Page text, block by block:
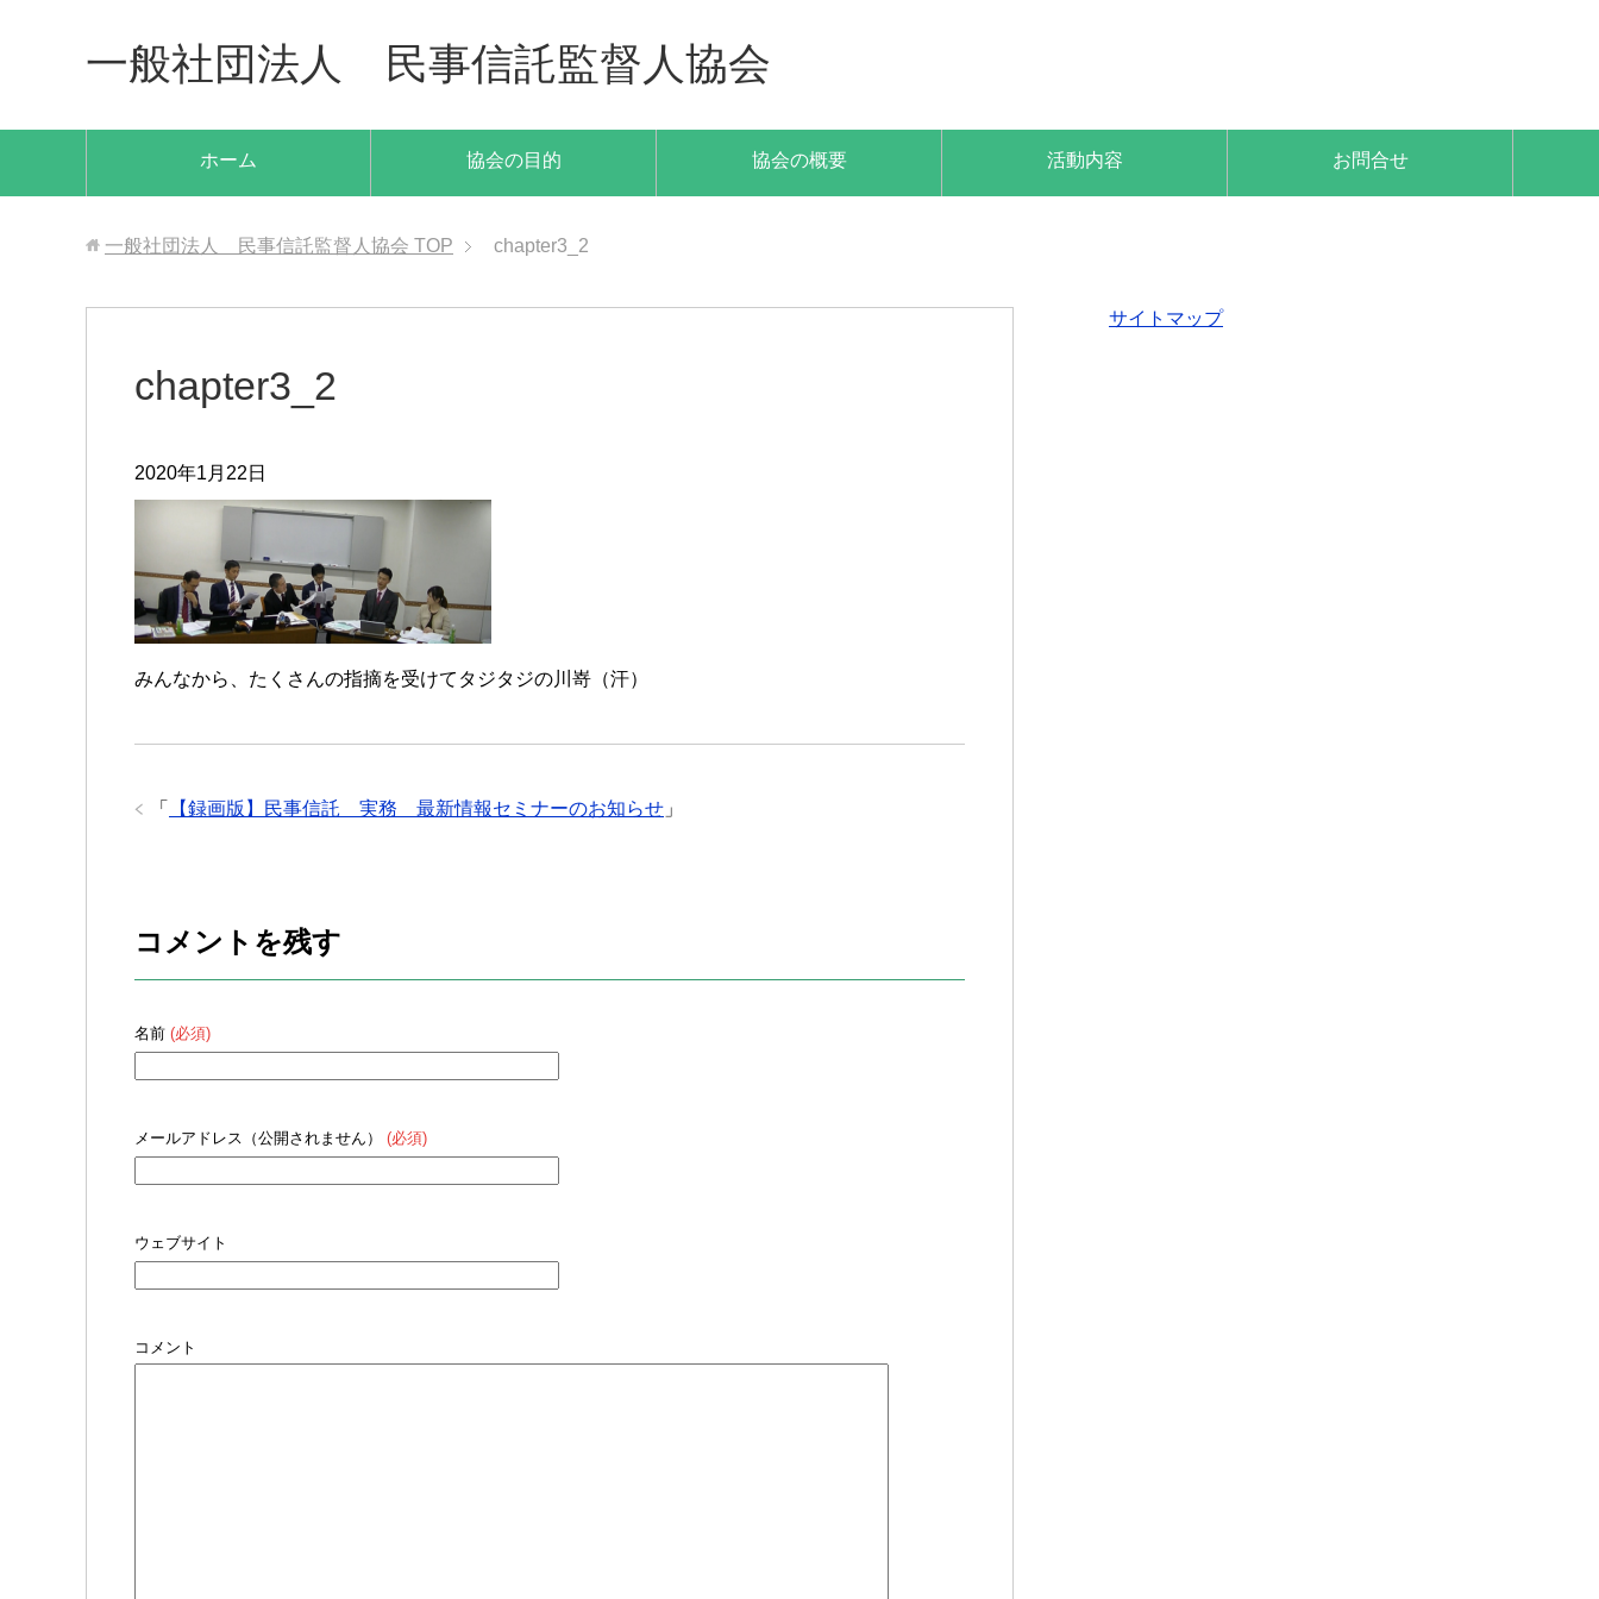
一般社団法人 民事信託監督人協会
ホーム 協会の目的 協会の概要 活動内容 お問合せ
一般社団法人 民事信託監督人協会 TOP chapter3_2
chapter3_2
2020年1月22日
みんなから、たくさんの指摘を受けてタジタジの川嵜（汗）
「 【録画版】民事信託 実務 最新情報セミナーのお知らせ 」
コメントを残す
名前 (必須)
メールアドレス（公開されません） (必須)
ウェブサイト
コメント
サイトマップ